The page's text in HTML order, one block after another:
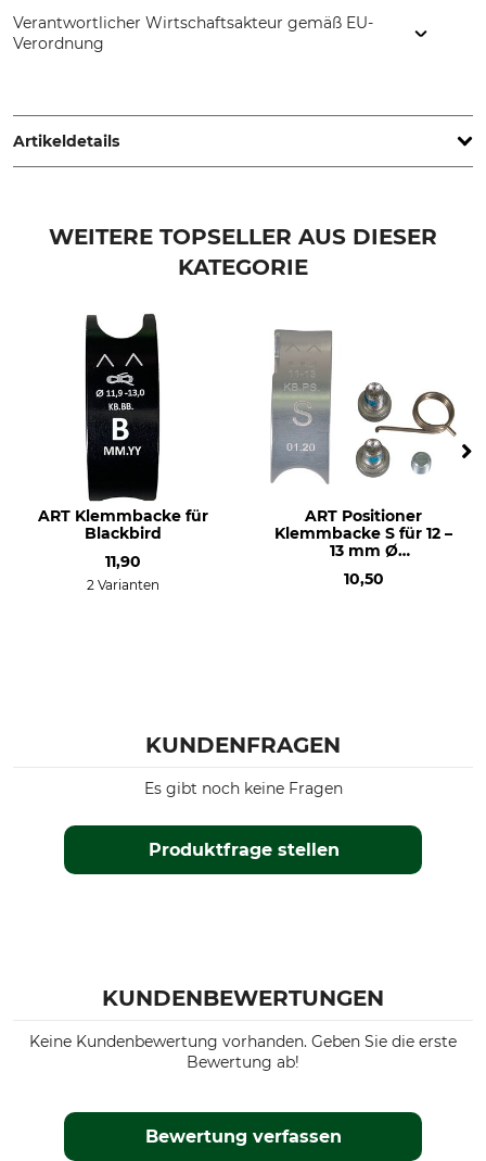
Verantwortlicher Wirtschaftsakteur gemäß EU-
Verordnung
www.grube.de
Artikeldetails
WEITERE TOPSELLER AUS DIESER
KATEGORIE
ART Klemmbacke für
Blackbird
11,90
2 Varianten
ART Positioner
Klemmbacke S für 12 –
13 mm Ø
10,50
KUNDENFRAGEN
Produktfrage stellen
Es gibt noch keine Fragen
KUNDENBEWERTUNGEN
Keine Kundenbewertung vorhanden. Geben Sie die erste
Bewertung ab!
Bewertung verfassen